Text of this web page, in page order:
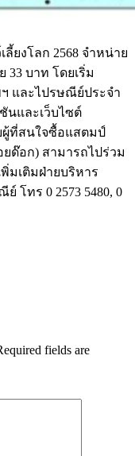
ยงโลก 2568 จำหน่าย
33 บาท โดยเริ่ม
และไปรษณีย์ประจำ
นและเว็บไซต์
บผู้ที่สนใจซื้อแสตมป์
ด๊อก) สามารถไปร่วม
มเติมฝ่ายบริหาร
ทร 0 2573 5480, 0
fields are